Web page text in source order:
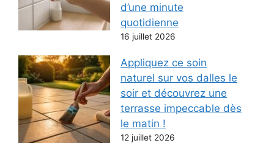
d’une minute
quotidienne
16 juillet 2026
Appliquez ce soin
naturel sur vos dalles le
soir et découvrez une
terrasse impeccable dès
le matin !
12 juillet 2026